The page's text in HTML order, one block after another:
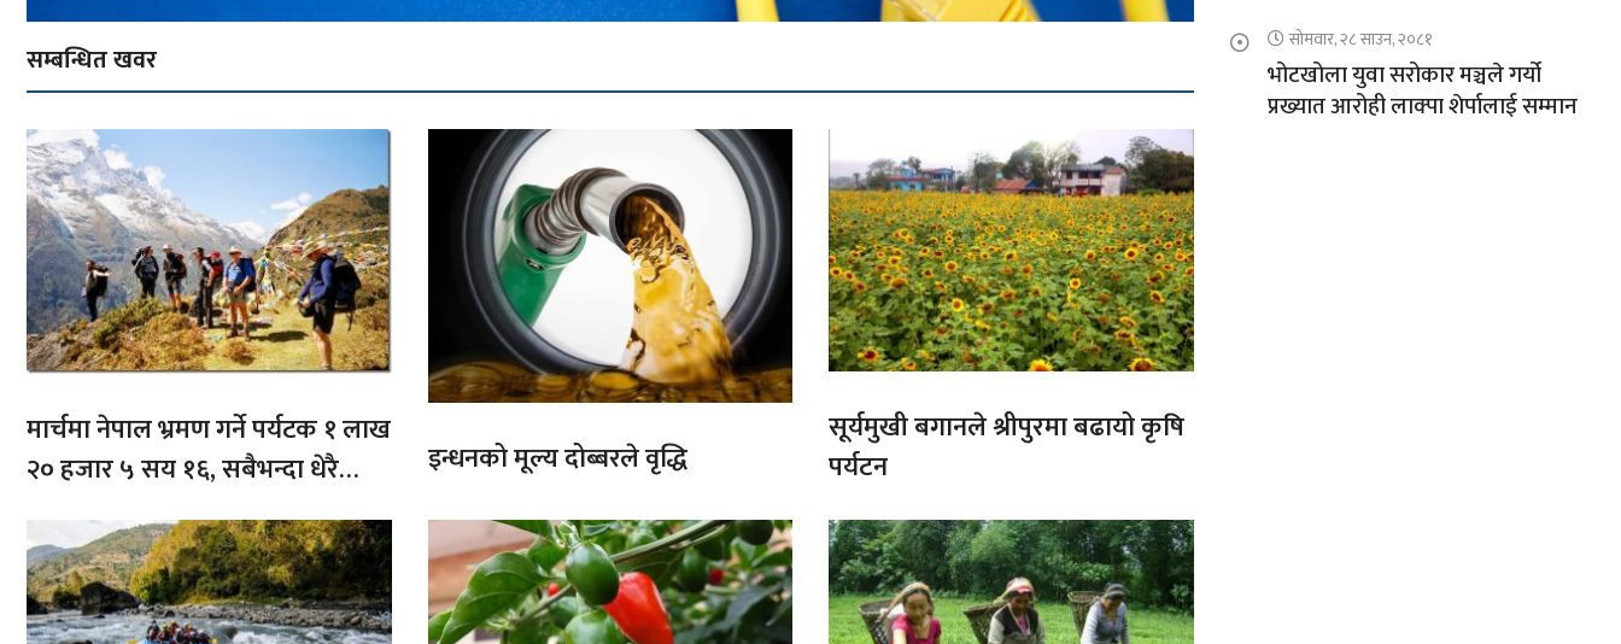
सम्बन्धित खवर
मार्चमा नेपाल भ्रमण गर्ने पर्यटक १ लाख
२० हजार ५ सय १६, सबैभन्दा धेरै
भारतबाट
इन्धनको मूल्य दोब्बरले वृद्धि
सूर्यमुखी बगानले श्रीपुरमा बढायो कृषि
पर्यटन
सोमवार, २८ साउन, २०८१
भोटखोला युवा सरोकार मञ्चले गर्यो
प्रख्यात आरोही लाक्पा शेर्पालाई सम्मान